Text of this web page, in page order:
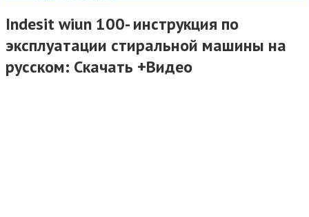
Indesit wiun 100- инструкция по
эксплуатации стиральной машины на
русском: Cкачать +Видео